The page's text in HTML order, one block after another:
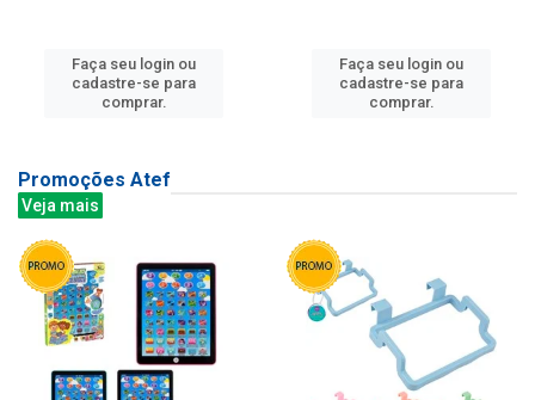
Faça seu login ou
cadastre-se para
comprar.
Faça seu login ou
cadastre-se para
comprar.
Promoções Atef
Veja mais